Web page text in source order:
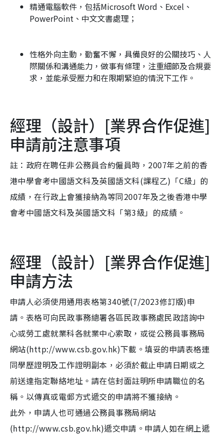
精通電腦軟件，包括Microsoft Word、Excel、
PowerPoint、中文文書處理；
性格外向主動，勤奮不懈，具備良好的公關技巧、人
際關係和溝通能力，做事有條理，注重細節及合規要
求，並能承受壓力和在限期緊迫的情況下工作。
經理（設計）[業界合作促進]
申請前注意事項
註：政府在聘任非公務員合約僱員時，2007年之前的香
港中學會考中國語文科及英國語文科(課程乙)「C級」的
成績，在行政上會獲接納為等同2007年及之後香港中學
會考中國語文科及英國語文科「第3級」的成績。
經理（設計）[業界合作促進]
申請方法
申請人必須使用通用表格第340號(7/2023修訂版)申
請。表格可向民政事務總署各區民政事務處民政諮詢中
心或勞工處就業科各就業中心索取，或從公務員事務局
網站(http://www.csb.gov.hk)下載。填妥的申請表格連
同學歷證明及工作證明副本，必須於截止申請日期或之
前送達指定聯絡地址。請在信封面註明所申請職位的名
稱。以傳真或電郵方式遞交的申請將不獲接納。
此外，申請人也可通過公務員事務局網站
(http://www.csb.gov.hk)遞交申請。申請人如在網上遞